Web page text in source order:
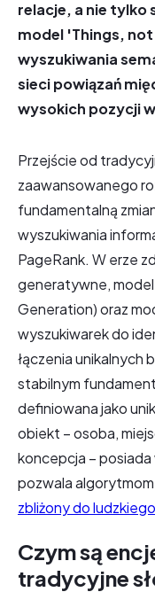
relacje, a nie tylko
model 'Things,
wyszukiwania
sieci powiązań
wysokich pozycji
Przejście od
zaawansowanego
fundamentalną
wyszukiwania
PageRank. W erze
generatywne,
Generation) oraz
wyszukiwarek do
łączenia
stabilnym
definiowana jako
obiekt – osoba,
koncepcja –
pozwala algorytmom
zbliżony do
Czym są
tradycyjne